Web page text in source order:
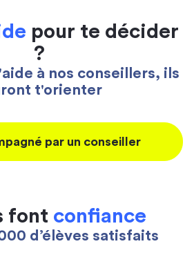
pour te décider
?
à nos conseillers, ils
t'orienter
par un conseiller
font confiance
d’élèves satisfaits